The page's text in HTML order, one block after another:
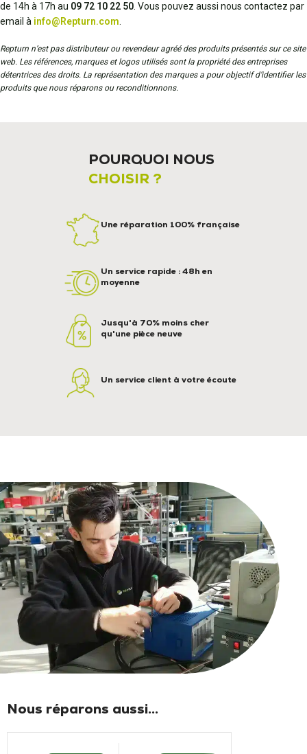
de 14h à 17h au 09 72 10 22 50 . Vous pouvez aussi nous contactez par
email à info@Repturn.com
Repturn n’est pas distributeur ou revendeur agréé des produits présentés sur ce site
web. Les références, marques et logos utilisés sont la propriété des entreprises
détentrices des droits. La représentation des marques a pour objectif d’identifier les
produits que nous réparons ou reconditionnons.
POURQUOI NOUS
CHOISIR ?
Une réparation 100% française
Un service rapide : 48h en
moyenne
Jusqu'à 70% moins cher
qu'une pièce neuve
Un service client à votre écoute
Nous réparons aussi...